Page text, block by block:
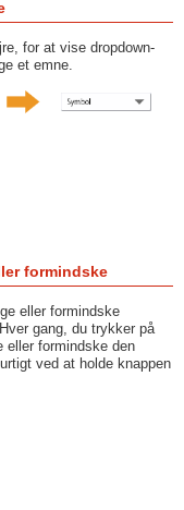
for at vise dropdown-
et emne.
formindske
eller formindske
gang, du trykker på
eller formindske den
ved at holde knappen